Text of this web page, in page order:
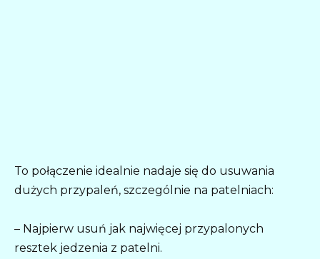
To połączenie idealnie nadaje się do usuwania
dużych przypaleń, szczególnie na patelniach:
– Najpierw usuń jak najwięcej przypalonych
resztek jedzenia z patelni.